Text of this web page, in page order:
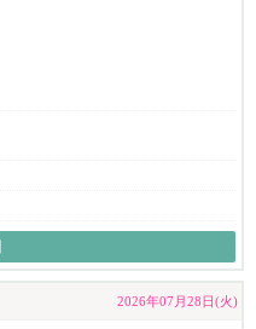
2026年07月28日(火)